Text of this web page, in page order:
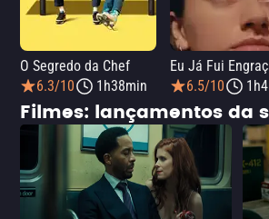
O Segredo da Chef
6.3/10
1h38min
Eu Já Fui
6.5/10
Filmes: lançamentos da